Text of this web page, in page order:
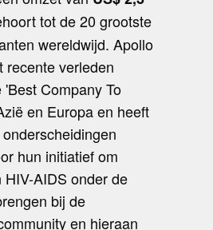
tot de 20 grootste
wereldwijd. Apollo
recente verleden
Company To
en Europa en heeft
hun initiatief om
HIV-AIDS onder de
bij de
en hieraan